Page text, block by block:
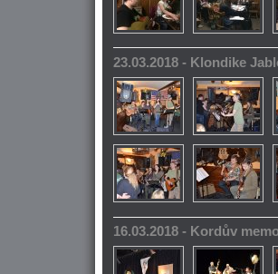
23.03.2018 - Klondike
16.03.2018 - Kordův